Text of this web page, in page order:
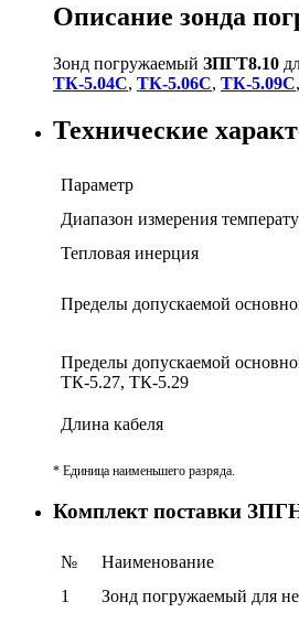
Описание зонда
Зонд погружаемый ЗПГТ8.10
ТК-5.04С, ТК-5.06С, ТК-5.09С,
Технические
Параметр
Диапазон измерения
Тепловая инерция
Пределы допускаемой
Пределы допускаемой
ТК-5.27, ТК-5.29
Длина кабеля
* Единица наименьшего разряда.
Комплект поставки
№ Наименование
1
Зонд погружаемый для